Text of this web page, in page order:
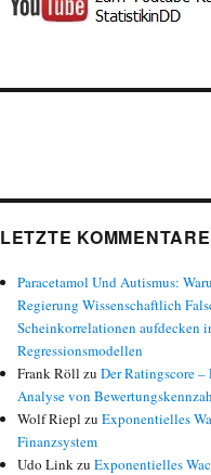
LETZTE KOMMENTARE
Paracetamol Und Autismus:
Regierung Wissenschaftlich
Scheinkorrelationen aufdecken
Regressionsmodellen
Frank Röll zuDer Ratingscore
Analyse von
Wolf Riepl zuExponentielles
Finanzsystem
Udo LinkzuExponentielles